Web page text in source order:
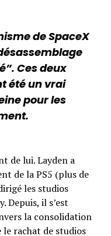
de SpaceX
Ces deux
été un vrai
pour les
de lui. Layden a
de la PS5 (plus de
les studios
Depuis, il s’est
la consolidation
le rachat de studios